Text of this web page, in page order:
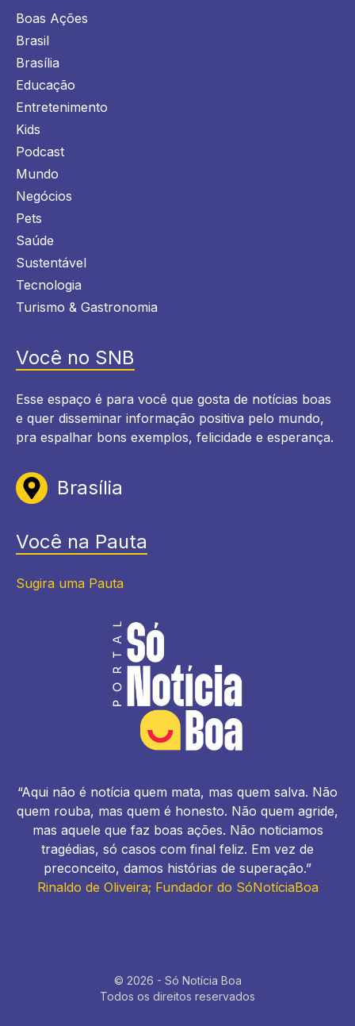
Boas Ações
Brasil
Brasília
Educação
Entretenimento
Kids
Podcast
Mundo
Negócios
Pets
Saúde
Sustentável
Tecnologia
Turismo & Gastronomia
Você no SNB
Esse espaço é para você que gosta de notícias boas
e quer disseminar informação positiva pelo mundo,
pra espalhar bons exemplos, felicidade e esperança.
Brasília
Você na Pauta
Sugira uma Pauta
“Aqui não é notícia quem mata, mas quem salva. Não
quem rouba, mas quem é honesto. Não quem agride,
mas aquele que faz boas ações. Não noticiamos
tragédias, só casos com final feliz. Em vez de
preconceito, damos histórias de superação.”
Rinaldo de Oliveira; Fundador do SóNotíciaBoa
© 2026 - Só Notícia Boa
Todos os direitos reservados